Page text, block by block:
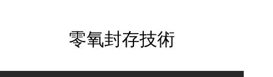
零氧封存技術